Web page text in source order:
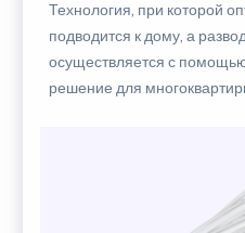
Технология, при которой
подводится к дому, а
осуществляется с
решение для